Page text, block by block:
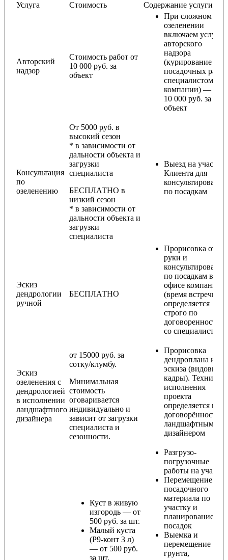
Услуга Стоимость Содержание услуги
Авторский
надзор
Стоимость работ от
10 000 руб. за
объект
При сложном
озеленении
включаем услугу
авторского
надзора
(курирование
посадочных работ
специалистом
компании) — от
10 000 руб. за
объект
Консультация
по
озеленению
От 5000 руб. в
высокий сезон
* в зависимости от
дальности объекта и
загрузки
специалиста
БЕСПЛАТНО в
низкий сезон
* в зависимости от
дальности объекта и
загрузки
специалиста
Выезд на участок
Клиента для
консультирования
по посадкам
Эскиз
дендрологии
ручной
БЕСПЛАТНО
Прорисовка от
руки и
консультирование
по посадкам в
офисе компании
(время встречи
определяется
строго по
договоренности
со специалистом)
Эскиз
озеленения с
дендрологией
в исполнении
ландшафтного
дизайнера
от 15000 руб. за
сотку/клумбу.
Минимальная
стоимость
оговаривается
индивидуально и
зависит от загрузки
специалиста и
сезонности.
Прорисовка
дендроплана и
эскиза (видовые
кадры). Техника
исполнения
проекта
определяется по
договорённости с
ландшафтным
дизайнером
Куст в живую
изгородь — от
500 руб. за шт.
Малый куста
(Р9-конт 3 л)
— от 500 руб.
за шт.
Разгрузо-
погрузочные
работы на участке
Перемещение
посадочного
материала по
участку и
планирование
посадок
Выемка и
перемещение
грунта,